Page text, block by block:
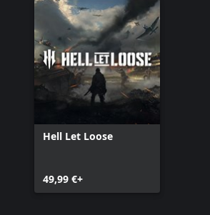
Hell Let Loose
49,99 €+